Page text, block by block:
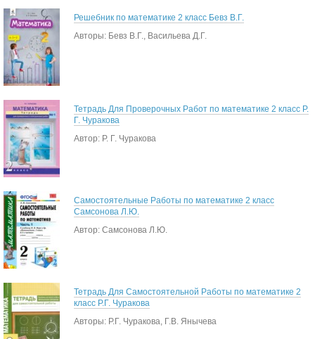
Решебник по математике 2 класс Бевз В.Г.
Авторы: Бевз В.Г., Васильева Д.Г.
Тетрадь Для Проверочных Работ по математике 2 класс Р.
Г. Чуракова
Автор: Р. Г. Чуракова
Самостоятельные Работы по математике 2 класс
Самсонова Л.Ю.
Автор: Самсонова Л.Ю.
Тетрадь Для Самостоятельной Работы по математике 2
класс Р.Г. Чуракова
Авторы: Р.Г. Чуракова, Г.В. Янычева